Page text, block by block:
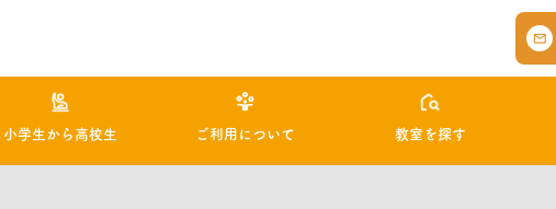
小学生から高校生 ご利用について 教室を探す